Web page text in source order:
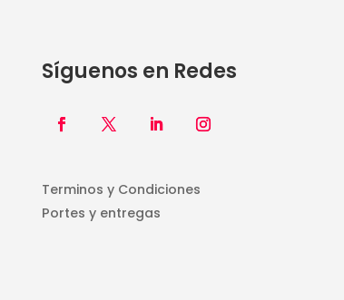
Síguenos en Redes
Terminos y Condiciones
Portes y entregas